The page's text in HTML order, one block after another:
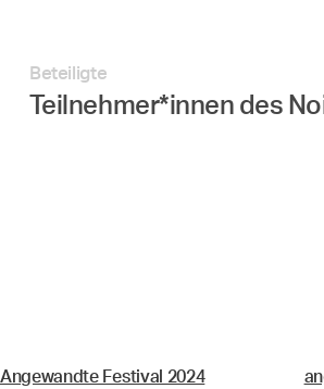
Beteiligte
Teilnehmer*innen des
Angewandte Festival 2024